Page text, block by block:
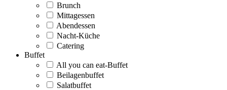
Brunch
Mittagessen
Abendessen
Nacht-Küche
Catering
Buffet
All you can eat-Buffet
Beilagenbuffet
Salatbuffet